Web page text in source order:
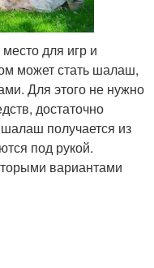
для игр и
может стать шалаш,
Для этого не нужно
достаточно
получается из
под рукой.
вариантами